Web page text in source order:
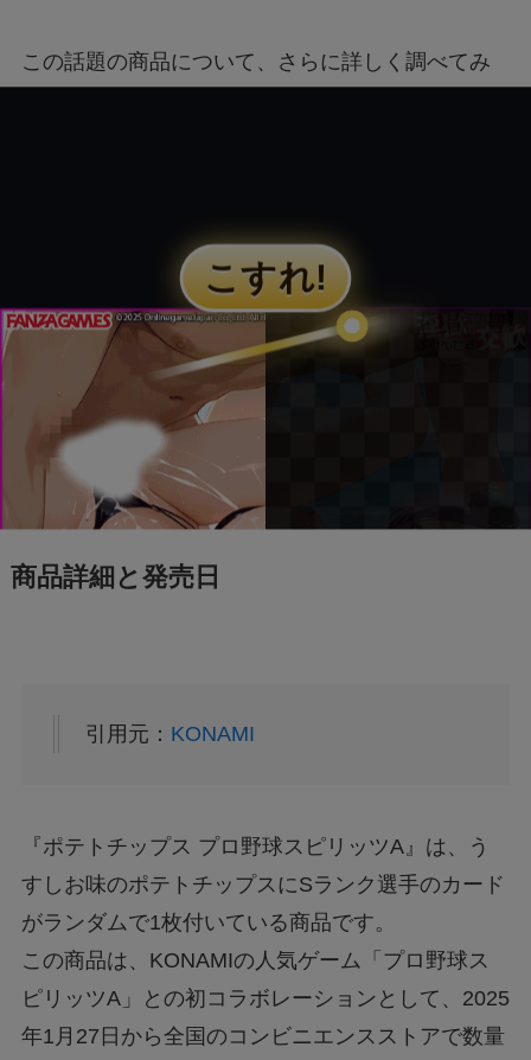
なぜ？
この話題の商品について、さらに詳しく調べてみ
商品詳細と発売日
引用元： KONAMI
『ポテトチップス プロ野球スピリッツA』は、う
すしお味のポテトチップスにSランク選手のカード
がランダムで1枚付いている商品です。
この商品は、KONAMIの人気ゲーム「プロ野球ス
ピリッツA」との初コラボレーションとして、2025
年1月27日から全国のコンビニエンスストアで数量